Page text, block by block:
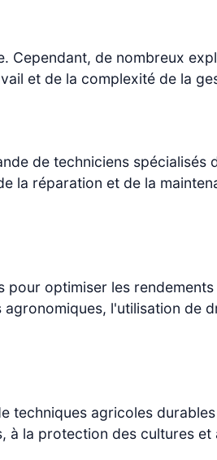
Cependant, de nombreux
et de la complexité de la
de techniciens spécialisés
la réparation et de la
optimiser les
l'utilisation de
techniques agricoles
la protection des cultures